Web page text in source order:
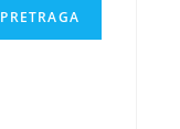
PRETRAGA